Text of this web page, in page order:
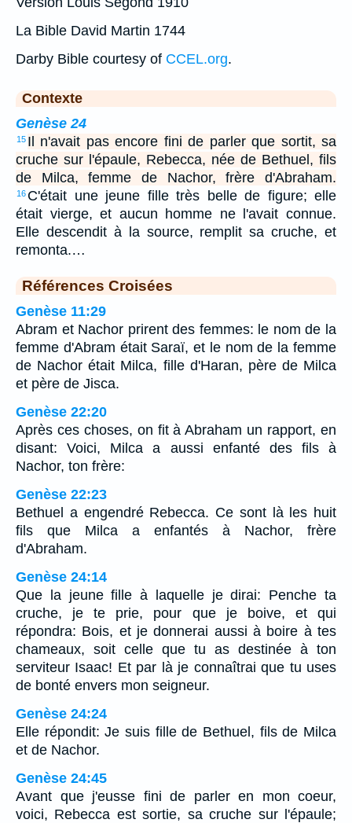
La Bible David Martin 1744
Darby Bible courtesy of CCEL.org.
Contexte
Genèse 24
15 Il n'avait pas encore fini de parler que sortit, sa
cruche sur l'épaule, Rebecca, née de Bethuel, fils
de Milca, femme de Nachor, frère d'Abraham.
16 C'était une jeune fille très belle de figure; elle
était vierge, et aucun homme ne l'avait connue.
Elle descendit à la source, remplit sa cruche, et
remonta.…
Références Croisées
Genèse 11:29
Abram et Nachor prirent des femmes: le nom de la
femme d'Abram était Saraï, et le nom de la femme
de Nachor était Milca, fille d'Haran, père de Milca
et père de Jisca.
Genèse 22:20
Après ces choses, on fit à Abraham un rapport, en
disant: Voici, Milca a aussi enfanté des fils à
Nachor, ton frère:
Genèse 22:23
Bethuel a engendré Rebecca. Ce sont là les huit
fils que Milca a enfantés à Nachor, frère
d'Abraham.
Genèse 24:14
Que la jeune fille à laquelle je dirai: Penche ta
cruche, je te prie, pour que je boive, et qui
répondra: Bois, et je donnerai aussi à boire à tes
chameaux, soit celle que tu as destinée à ton
serviteur Isaac! Et par là je connaîtrai que tu uses
de bonté envers mon seigneur.
Genèse 24:24
Elle répondit: Je suis fille de Bethuel, fils de Milca
et de Nachor.
Genèse 24:45
Avant que j'eusse fini de parler en mon coeur,
voici, Rebecca est sortie, sa cruche sur l'épaule;